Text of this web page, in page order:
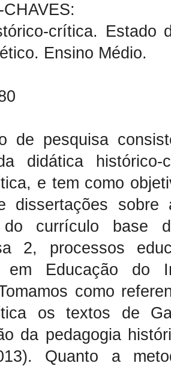
crítica. Estado
Ensino Médio.
de pesquisa
didática
e tem como
dissertações sobre
do currículo base
2, processos
em Educação do
como
os textos de
da pedagogia
Quanto a